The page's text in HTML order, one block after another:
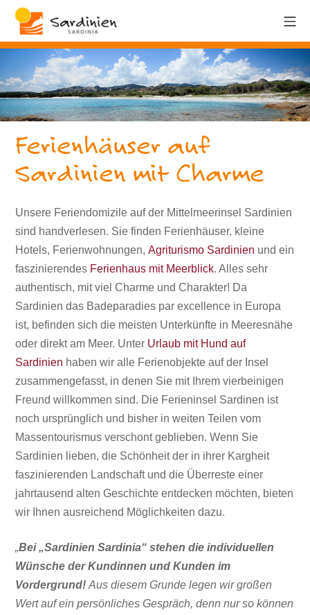
Ferienhäuser auf
Sardinien mit Charme
Unsere Feriendomizile auf der Mittelmeerinsel Sardinien
sind handverlesen. Sie finden Ferienhäuser, kleine
Hotels, Ferienwohnungen,Agriturismo Sardinien und ein
faszinierendes Ferienhaus mit Meerblick. Alles sehr
authentisch, mit viel Charme und Charakter! Da
Sardinien das Badeparadies par excellence in Europa
ist, befinden sich die meisten Unterkünfte in Meeresnähe
oder direkt am Meer. Unter Urlaub mit Hund auf
Sardinien haben wir alle Ferienobjekte auf der Insel
zusammengefasst, in denen Sie mit Ihrem vierbeinigen
Freund willkommen sind. Die Ferieninsel Sardinen ist
noch ursprünglich und bisher in weiten Teilen vom
Massentourismusverschont geblieben. Wenn Sie
Sardinien lieben, die Schönheit der in ihrer Kargheit
faszinierenden Landschaft und die Überreste einer
jahrtausend alten Geschichte entdecken möchten, bieten
wir Ihnen ausreichend Möglichkeiten dazu.
„Bei „Sardinien Sardinia“ stehen die individuellen
Wünsche der Kundinnen und Kunden im
Vordergrund! Aus diesem Grunde legen wir großen
Wert auf ein persönliches Gespräch, denn nur so können